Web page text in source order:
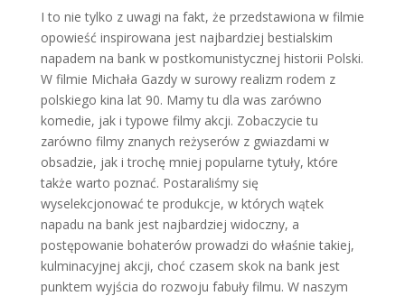
I to nie tylko z uwagi na fakt, że przedstawiona w filmie
opowieść inspirowana jest najbardziej bestialskim
napadem na bank w postkomunistycznej historii Polski.
W filmie Michała Gazdy w surowy realizm rodem z
polskiego kina lat 90. Mamy tu dla was zarówno
komedie, jak i typowe filmy akcji. Zobaczycie tu
zarówno filmy znanych reżyserów z gwiazdami w
obsadzie, jak i trochę mniej popularne tytuły, które
także warto poznać. Postaraliśmy się
wyselekcjonować te produkcje, w których wątek
napadu na bank jest najbardziej widoczny, a
postępowanie bohaterów prowadzi do właśnie takiej,
kulminacyjnej akcji, choć czasem skok na bank jest
punktem wyjścia do rozwoju fabuły filmu. W naszym